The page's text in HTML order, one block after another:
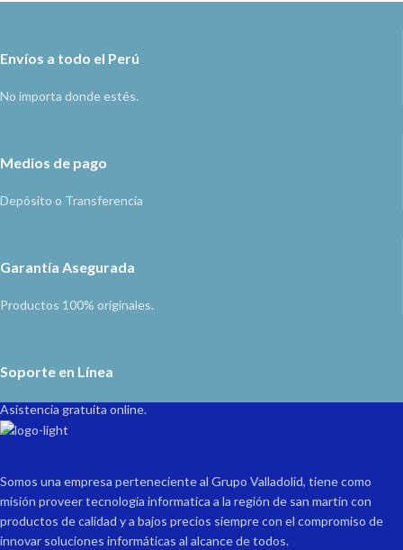
Envíos a todo el Perú
No importa donde estés.
Medios de pago
Depósito o Transferencia
Garantía Asegurada
Productos 100% originales.
Soporte en Línea
Asistencia gratuita online.
Somos una empresa perteneciente al Grupo Valladolid, tiene como
misión proveer tecnología informatica a la región de san martín con
productos de calidad y a bajos precios siempre con el compromiso de
innovar soluciones informáticas al alcance de todos.